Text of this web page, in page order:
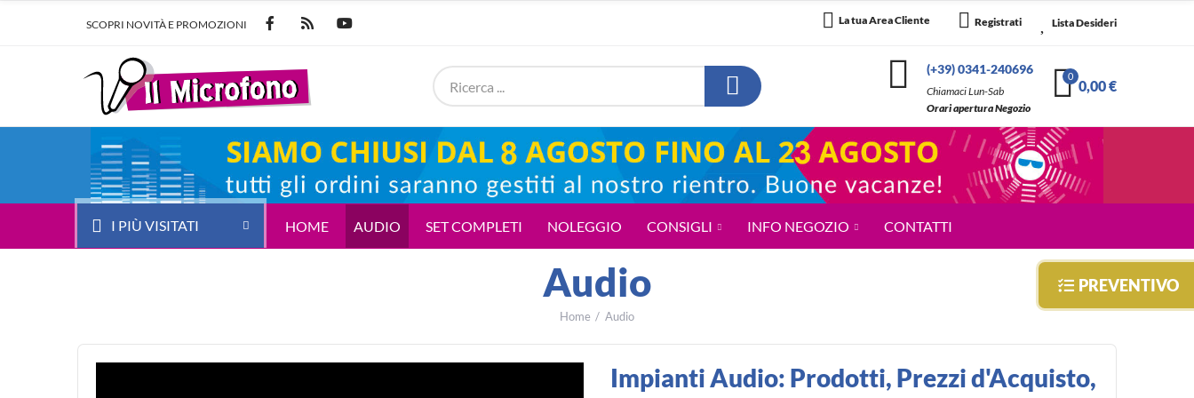
SCOPRI NOVITÀ E PROMOZIONI La tua Area Cliente Registrati Lista Desideri
(+39) 0341-240696
Chiamaci Lun-Sab
Orari apertura Negozio
0
0,00 €
I PIÙ VISITATI HOME AUDIO SET COMPLETI NOLEGGIO CONSIGLI INFO NEGOZIO CONTATTI
PREVENTIVO
Audio
Home Audio
Impianti Audio: Prodotti, Prezzi d'Acquisto,